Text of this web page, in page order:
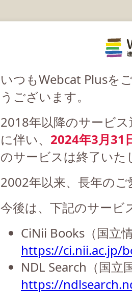
いつもWebcat Plusを
うございます。
2018年以降のサービ
に伴い、 2024年3月31
のサービスは終了いた
2002年以来、長年の
今後は、下記のサービ
CiNii Books（国立
https://ci.nii.ac.jp/
NDL Search（国立
https://